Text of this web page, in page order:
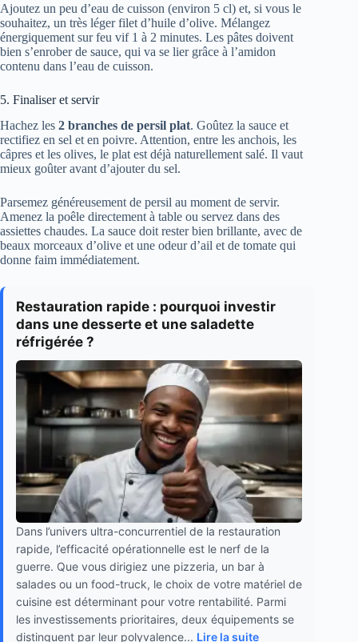
Ajoutez un peu d’eau de cuisson (environ 5 cl) et, si vous le
souhaitez, un très léger filet d’huile d’olive. Mélangez
énergiquement sur feu vif 1 à 2 minutes. Les pâtes doivent
bien s’enrober de sauce, qui va se lier grâce à l’amidon
contenu dans l’eau de cuisson.
5. Finaliser et servir
Hachez les 2 branches de persil plat. Goûtez la sauce et
rectifiez en sel et en poivre. Attention, entre les anchois, les
câpres et les olives, le plat est déjà naturellement salé. Il vaut
mieux goûter avant d’ajouter du sel.
Parsemez généreusement de persil au moment de servir.
Amenez la poêle directement à table ou servez dans des
assiettes chaudes. La sauce doit rester bien brillante, avec de
beaux morceaux d’olive et une odeur d’ail et de tomate qui
donne faim immédiatement.
Restauration rapide : pourquoi investir
dans une desserte et une saladette
réfrigérée ?
Dans l’univers ultra-concurrentiel de la restauration
rapide, l’efficacité opérationnelle est le nerf de la
guerre. Que vous dirigiez une pizzeria, un bar à
salades ou un food-truck, le choix de votre matériel de
cuisine est déterminant pour votre rentabilité. Parmi
les investissements prioritaires, deux équipements se
distinguent par leur polyvalence... Lire la suite